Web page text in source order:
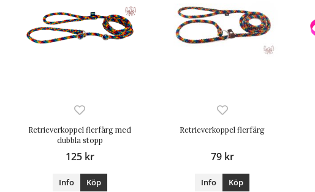
Retrieverkoppel flerfärg med
dubbla stopp
125 kr
Info Köp
Retrieverkoppel flerfärg
79 kr
Info Köp